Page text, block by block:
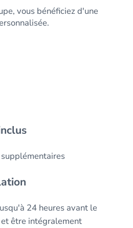
vous bénéficiez d'une
24 heures avant le
être intégralement